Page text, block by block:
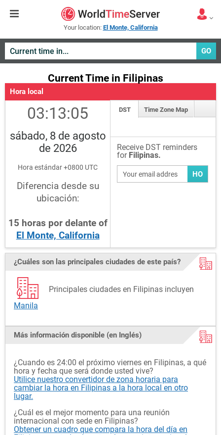
Your location: El Monte, California
GO
Current Time in Filipinas
Hora local
03:13:05
sábado, 8 de agosto
de 2026
Hora estándar +0800 UTC
Diferencia desde su
ubicación:
15 horas por delante of
El Monte, California
DST Time Zone Map
Receive DST reminders
for Filipinas.
HO
¿Cuáles son las principales ciudades de este país?
Principales ciudades en Filipinas incluyen
Manila
Más información disponible (en Inglés)
¿Cuando es 24:00 el próximo viernes en Filipinas, a qué
hora y fecha que será donde usted vive?
Utilice nuestro convertidor de zona horaria para
cambiar la hora en Filipinas a la hora local en otro
lugar.
¿Cuál es el mejor momento para una reunión
internacional con sede en Filipinas?
Obtener un cuadro que compara la hora del día en